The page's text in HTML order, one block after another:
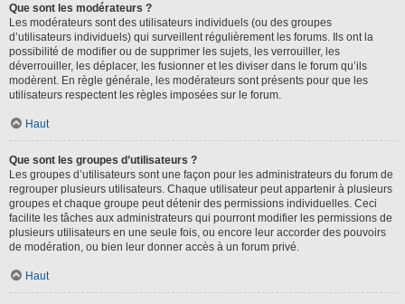
Que sont les modérateurs ?
Les modérateurs sont des utilisateurs individuels (ou des groupes
d’utilisateurs individuels) qui surveillent régulièrement les forums. Ils ont la
possibilité de modifier ou de supprimer les sujets, les verrouiller, les
déverrouiller, les déplacer, les fusionner et les diviser dans le forum qu’ils
modèrent. En règle générale, les modérateurs sont présents pour que les
utilisateurs respectent les règles imposées sur le forum.
Haut
Que sont les groupes d’utilisateurs ?
Les groupes d’utilisateurs sont une façon pour les administrateurs du forum de
regrouper plusieurs utilisateurs. Chaque utilisateur peut appartenir à plusieurs
groupes et chaque groupe peut détenir des permissions individuelles. Ceci
facilite les tâches aux administrateurs qui pourront modifier les permissions de
plusieurs utilisateurs en une seule fois, ou encore leur accorder des pouvoirs
de modération, ou bien leur donner accès à un forum privé.
Haut